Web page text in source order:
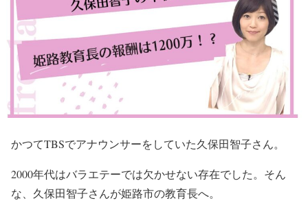
かつてTBSでアナウンサーをしていた久保田智子さん。
2000年代はバラエテーでは欠かせない存在でした。そん
な、久保田智子さんが姫路市の教育長へ。